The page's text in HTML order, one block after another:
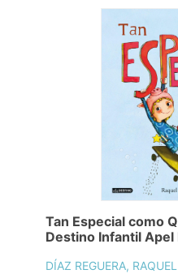
Tan Especial como
Destino Infantil
DÍAZ REGUERA, RAQUEL